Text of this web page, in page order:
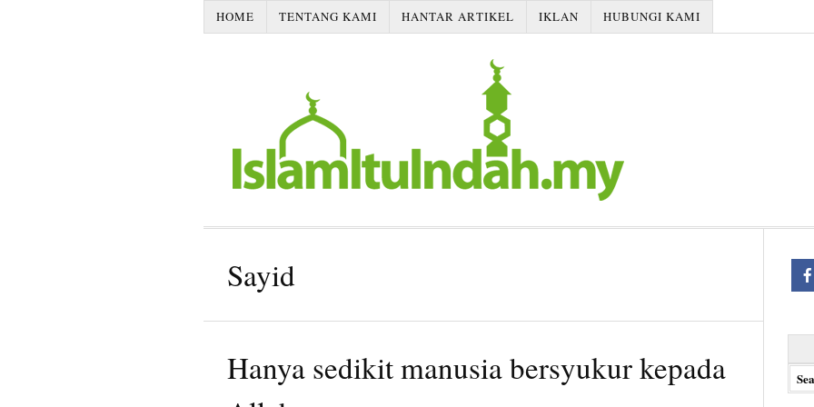
HOME TENTANG KAMI HANTAR ARTIKEL IKLAN HUBUNGI KAMI
Sayid
Hanya sedikit manusia bersyukur kepada